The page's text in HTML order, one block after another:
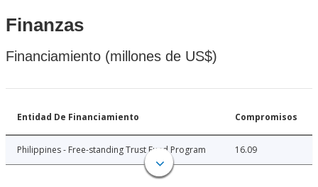
Finanzas
Financiamiento (millones de US$)
Entidad De Financiamiento Compromisos
Philippines - Free-standing Trust Fund Program 16.09